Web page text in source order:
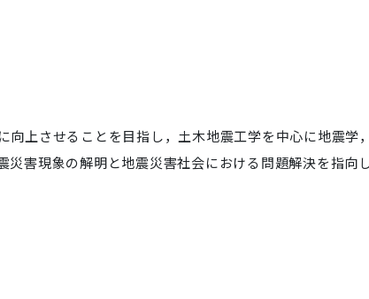
上させることを目指し，土木地震工学を中心に地震学，
害現象の解明と地震災害社会における問題解決を指向